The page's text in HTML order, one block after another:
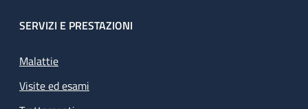
SERVIZI E PRESTAZIONI
Malattie
Visite ed esami